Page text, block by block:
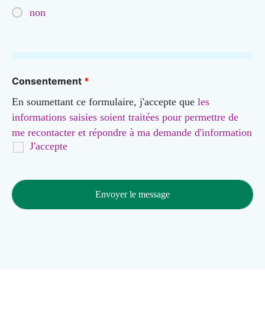
non
Consentement *
J'accepte
En soumettant ce formulaire, j'accepte que les
informations saisies soient traitées pour permettre de
me recontacter et répondre à ma demande d'information